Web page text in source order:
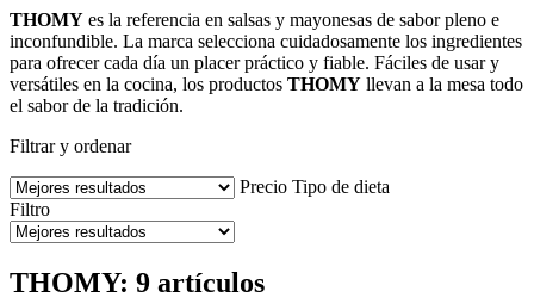
THOMY es la referencia en salsas y mayonesas de sabor pleno e
inconfundible. La marca selecciona cuidadosamente los ingredientes
para ofrecer cada día un placer práctico y fiable. Fáciles de usar y
versátiles en la cocina, los productos THOMY llevan a la mesa todo
el sabor de la tradición.
Filtrar y ordenar
Precio Tipo de dieta
Filtro
THOMY: 9 artículos